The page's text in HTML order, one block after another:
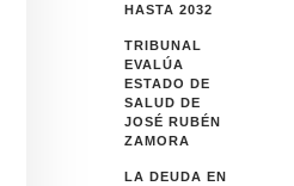
HASTA 2032
TRIBUNAL
EVALÚA
ESTADO DE
SALUD DE
JOSÉ RUBÉN
ZAMORA
LA DEUDA EN